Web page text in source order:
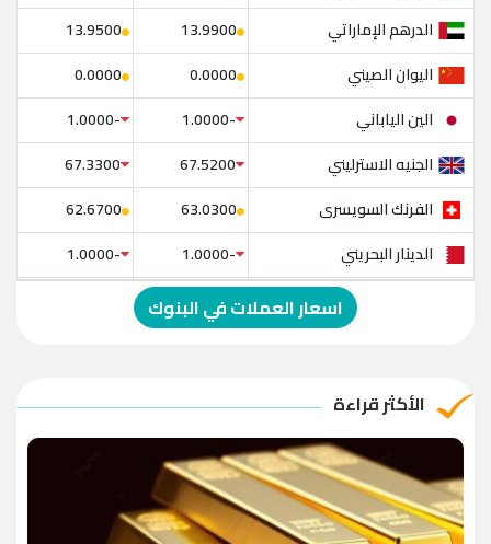
الدرهم الإماراتي
13.9900
13.9500
اليوان الصيني
0.0000
0.0000
الين الياباني
-1.0000
-1.0000
الجنيه الاسترليني
67.5200
67.3300
الفرنك السويسرى
63.0300
62.6700
الدينار البحريني
-1.0000
-1.0000
الدولار الإسترالي
-1.0000
الدينار الأردني
-1.0000
-1.0000
اسعار العملات في البنوك
الأكثر قراءة